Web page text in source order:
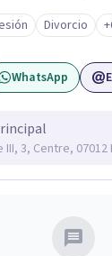
de prácticas
sanitaria, así
de prensa
como Ib3
Divorcio
WhatsApp
III, 3, Centre,